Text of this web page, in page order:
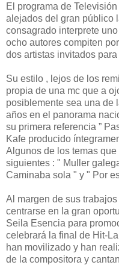
El programa de
alejados del gran público
consagrado interprete
ocho autores compiten
dos artistas invitados
Su estilo , lejos de los
propia de una mc que a
posiblemente sea una de
años en el panorama
su primera referencia ”
Kafe producido
Algunos de los temas
siguientes : " Muller
Caminaba sola " y " Por
Al margen de sus
centrarse en la gran
Seila Esencia para
celebrará la final de Hit-
han movilizado y han
de la compositora y